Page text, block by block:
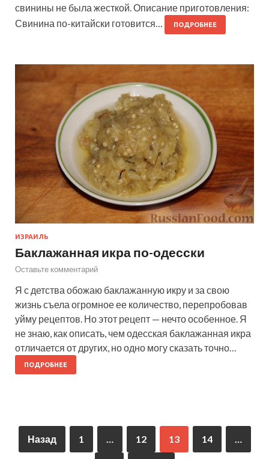
свинины не была жесткой. Описание приготовления:
Свинина по-китайски готовится…
ПОДРОБНЕЕ
ИЗРАИЛЬ
Баклажанная икра по-одесски
Оставьте комментарий
Я с детства обожаю баклажанную икру и за свою
жизнь съела огромное ее количество, перепробовав
уйму рецептов. Но этот рецепт — нечто особенное. Я
не знаю, как описать, чем одесская баклажанная икра
отличается от других, но одно могу сказать точно…
ПОДРОБНЕЕ
Назад 1 12 13 14